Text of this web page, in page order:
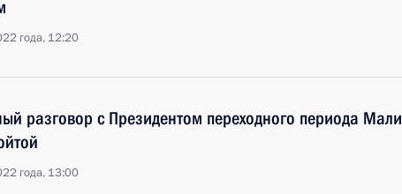
года, 12:20
разговор с Президентом переходного периода Мали
года, 13:00